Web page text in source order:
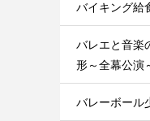
バイキング給
バレエと音楽
形～全幕公
バレーボール